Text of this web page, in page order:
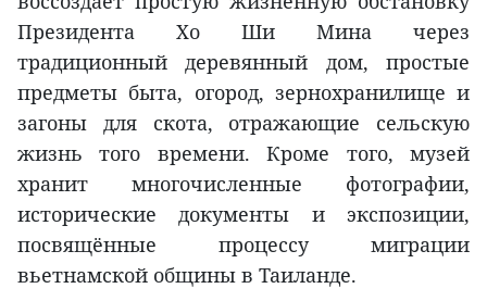
Президента Хо Ши Мина через
традиционный деревянный дом, простые
предметы быта, огород, зернохранилище и
загоны для скота, отражающие сельскую
жизнь того времени. Кроме того, музей
хранит многочисленные фотографии,
исторические документы и экспозиции,
посвящённые процессу миграции
вьетнамской общины в Таиланде.